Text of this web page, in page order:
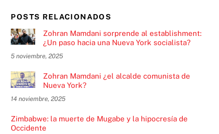
POSTS RELACIONADOS
Zohran Mamdani sorprende al establishment:
¿Un paso hacia una Nueva York socialista?
5 noviembre, 2025
Zohran Mamdani ¿el alcalde comunista de
Nueva York?
14 noviembre, 2025
Zimbabwe: la muerte de Mugabe y la hipocresía de
Occidente